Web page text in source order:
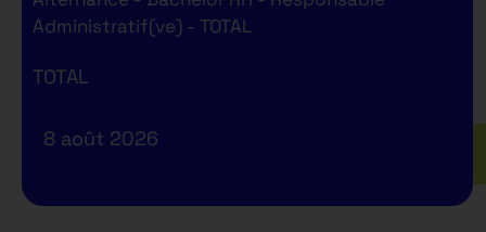
Administratif(ve) - TOTAL
TOTAL
8 août 2026